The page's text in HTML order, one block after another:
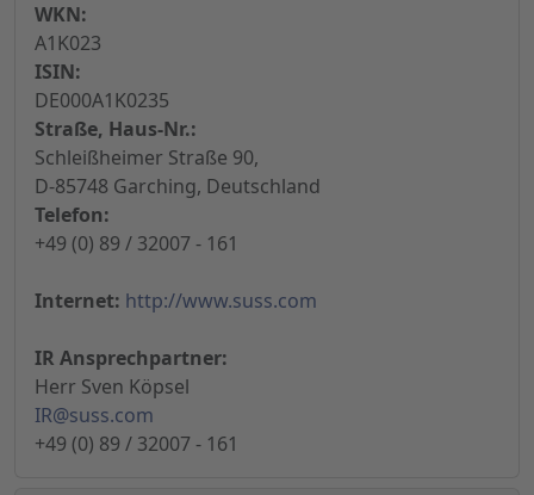
WKN:
A1K023
ISIN:
DE000A1K0235
Straße, Haus-Nr.:
Schleißheimer Straße 90,
D-85748 Garching, Deutschland
Telefon:
+49 (0) 89 / 32007 - 161
Internet: http://www.suss.com
IR Ansprechpartner:
Herr Sven Köpsel
IR@suss.com
+49 (0) 89 / 32007 - 161